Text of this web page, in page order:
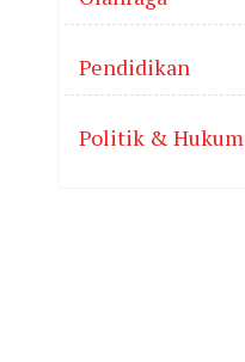
Pendidikan
Politik & Hukum